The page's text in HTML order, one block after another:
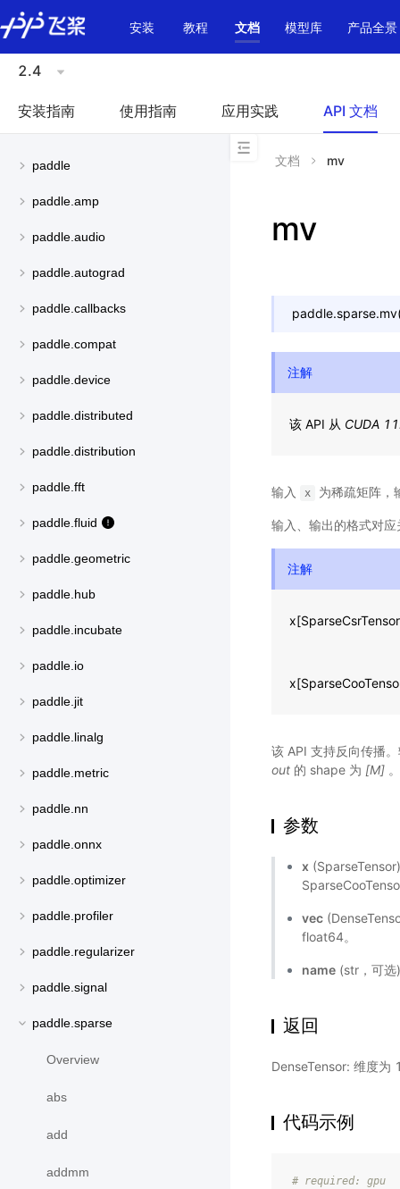
\u200E
安装
教程 文档 模型库 产品全景
2.4
安装指南 使用指南 应用实践 API 文档
paddle
paddle.amp
paddle.audio
paddle.autograd
paddle.callbacks
paddle.compat
paddle.device
paddle.distributed
paddle.distribution
paddle.fft
paddle.fluid
paddle.geometric
paddle.hub
paddle.incubate
paddle.io
paddle.jit
paddle.linalg
paddle.metric
paddle.nn
paddle.onnx
paddle.optimizer
paddle.profiler
paddle.regularizer
paddle.signal
paddle.sparse
Overview
abs
add
addmm
文档 mv
mv
paddle.sparse.mv
注解
该 API 从 CUDA
输入 x 为稀疏矩阵，
输入、输出的格式对
注解
该 API 支持反向传播
out 的 shape 为 [M] 。
参数
x
vec
float64。
name (str，可
返回
DenseTensor: 维度为
代码示例
# required: gpu